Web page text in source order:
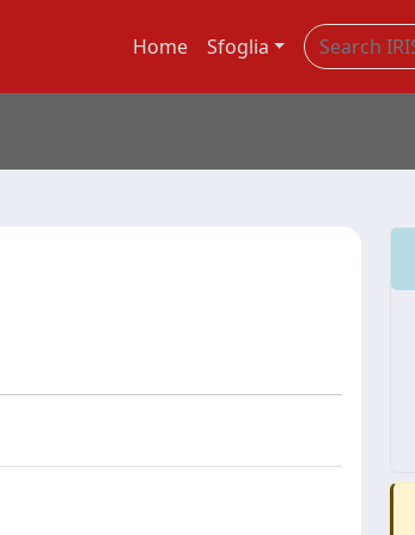
Home Sfoglia